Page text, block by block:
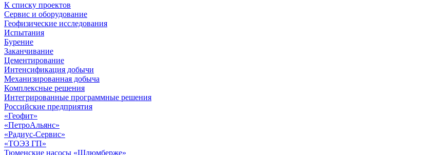
К списку проектов
Сервис и оборудование
Геофизические исследования
Испытания
Бурение
Заканчивание
Цементирование
Интенсификация добычи
Механизированная добыча
Комплексные решения
Интегрированные программные решения
Российские предприятия
«Геофит»
«ПетроАльянс»
«Радиус-Сервис»
«ТОЭЗ ГП»
Тюменские насосы «Шлюмберже»